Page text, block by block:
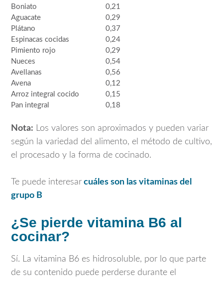
Boniato
0,21
Aguacate
0,29
Plátano
0,37
Espinacas cocidas
0,24
Pimiento rojo
0,29
Nueces
0,54
Avellanas
0,56
Avena
0,12
Arroz integral cocido
0,15
Pan integral
0,18
Nota: Los valores son aproximados y pueden variar
según la variedad del alimento, el método de cultivo,
el procesado y la forma de cocinado.
Te puede interesar cuáles son las vitaminas del
grupo B
¿Se pierde vitamina B6 al
cocinar?
Sí. La vitamina B6 es hidrosoluble, por lo que parte
de su contenido puede perderse durante el